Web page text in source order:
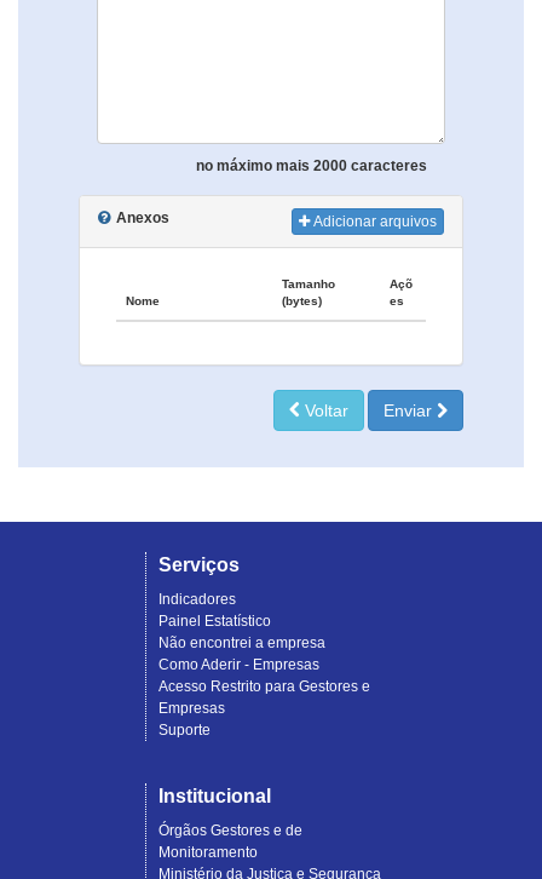
no máximo mais 2000 caracteres
Anexos Adicionar arquivos
Nome
Tamanho
(bytes)
Açõ
es
Voltar Enviar
Serviços
Indicadores
Painel Estatístico
Não encontrei a empresa
Como Aderir - Empresas
Acesso Restrito para Gestores e
Empresas
Suporte
Institucional
Órgãos Gestores e de
Monitoramento
Ministério da Justiça e Segurança